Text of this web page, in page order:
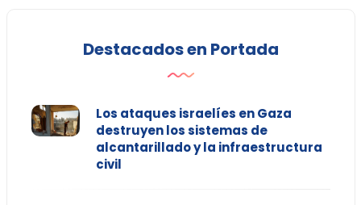
Destacados en Portada
Los ataques israelíes en Gaza
destruyen los sistemas de
alcantarillado y la infraestructura
civil